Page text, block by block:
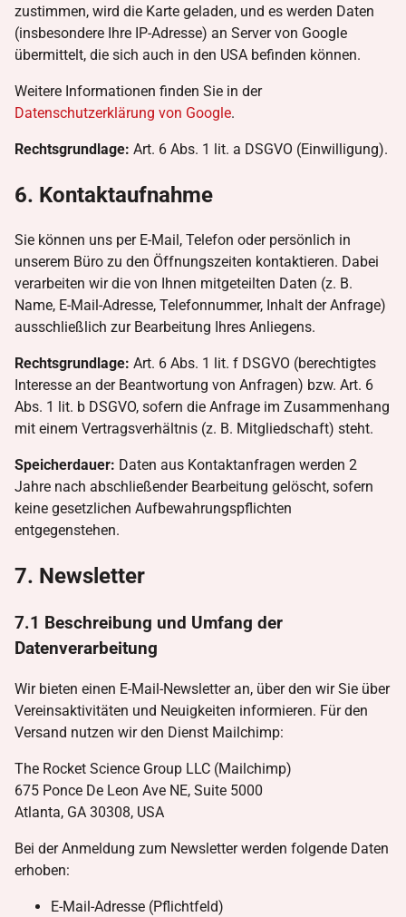
zustimmen, wird die Karte geladen, und es werden Daten
(insbesondere Ihre IP-Adresse) an Server von Google
übermittelt, die sich auch in den USA befinden können.
Weitere Informationen finden Sie in der
Datenschutzerklärung von Google.
Rechtsgrundlage: Art. 6 Abs. 1 lit. a DSGVO (Einwilligung).
6. Kontaktaufnahme
Sie können uns per E-Mail, Telefon oder persönlich in
unserem Büro zu den Öffnungszeiten kontaktieren. Dabei
verarbeiten wir die von Ihnen mitgeteilten Daten (z. B.
Name, E-Mail-Adresse, Telefonnummer, Inhalt der Anfrage)
ausschließlich zur Bearbeitung Ihres Anliegens.
Rechtsgrundlage: Art. 6 Abs. 1 lit. f DSGVO (berechtigtes
Interesse an der Beantwortung von Anfragen) bzw. Art. 6
Abs. 1 lit. b DSGVO, sofern die Anfrage im Zusammenhang
mit einem Vertragsverhältnis (z. B. Mitgliedschaft) steht.
Speicherdauer: Daten aus Kontaktanfragen werden 2
Jahre nach abschließender Bearbeitung gelöscht, sofern
keine gesetzlichen Aufbewahrungspflichten
entgegenstehen.
7. Newsletter
7.1 Beschreibung und Umfang der
Datenverarbeitung
Wir bieten einen E-Mail-Newsletter an, über den wir Sie über
Vereinsaktivitäten und Neuigkeiten informieren. Für den
Versand nutzen wir den Dienst Mailchimp:
The Rocket Science Group LLC (Mailchimp)
675 Ponce De Leon Ave NE, Suite 5000
Atlanta, GA 30308, USA
Bei der Anmeldung zum Newsletter werden folgende Daten
erhoben:
E-Mail-Adresse (Pflichtfeld)